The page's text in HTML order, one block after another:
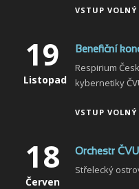
VSTUP VOLNÝ
19
Listopad
Benefiční
Respirium
kybernetiky
VSTUP VOLNÝ
18
Červen
Orchestr
Střelecký